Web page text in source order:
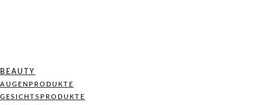
BEAUTY
AUGENPRODUKTE
GESICHTSPRODUKTE